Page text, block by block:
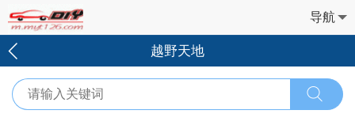
导航
越野天地